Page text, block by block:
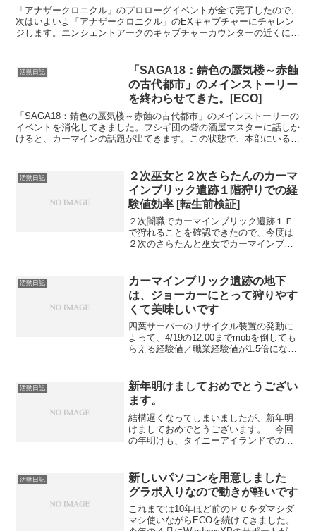
いｗ[ECO]
「アナザークロニクル」のプロローグイベントが全て完了したので、
次はいよいよ「アナザークロニクル」のEXキャプチャーにチャレン
ジします。エンシェントアークのキャプチャーカウンターの近くにあ
活動日記
「SAGA18：錆色の蜃気楼～赤蝕
の古代都市」のメインストーリー
を終わらせてきた。[ECO]
「SAGA18：錆色の蜃気楼～赤蝕の古代都市」のメインストーリーの
イベントを消化してきました。フシギ団の砦の酒屋マスターに話しか
けると、カーマインの話題が出てきます。この状態で、本部にいる幹
活動日記
２次巫女と２次さらたんのカーマ
インブリック遺跡１階狩りでの経
験値効率 [転生前検証]
２次闇職でカーマインブリック遺跡１Ｆ
で狩れることを確認できたので、今度は
２次のさらたんと巫女でカーマインブリ
（107/50/50）でカーマインブリック遺跡
狩りをしてみます。装備...
活動日記
カーマインブリック遺跡の地下
は、ジョーカーにとって狩りやす
くて美味しいです
四葉サーバーのリサイクル装置の発動に
よって、4/19の12:00までmobを倒しても
らえる経験値／職業経験値が1.5倍になり
さなければもったいなさすぎるというこ
とで...
活動日記
新年明けましておめでとうござい
ます。
結構遅くなってしまいましたが、新年明
けましておめでとうございます。 今回
の年明けも、タイニーアイランドでのカ
始めた直後から急激に混んで移動もカク
カクになるので、それよりも...
活動日記
新しいパソコンを用意しました
グラボ入りなので動きが軽いです
これまでは10年ほど前のＰＣをダマシダ
マシ使いながらECOを続けてきました。